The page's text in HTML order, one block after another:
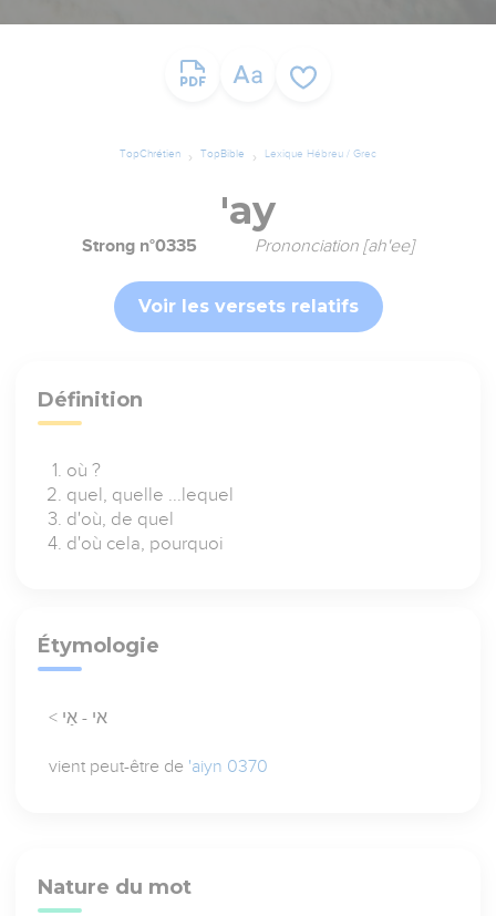
TopChrétien TopBible Lexique Hébreu / Grec
'ay
Strong n°0335 Prononciation [ah'ee]
Voir les versets relatifs
Définition
où ?
quel, quelle ...lequel
d'où, de quel
d'où cela, pourquoi
Étymologie
< אי - אַי
vient peut-être de 'aiyn 0370
Nature du mot